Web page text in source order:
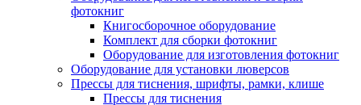
фотокниг
Книгосборочное оборудование
Комплект для сборки фотокниг
Оборудование для изготовления фотокниг
Оборудование для установки люверсов
Прессы для тиснения, шрифты, рамки, клише
Прессы для тиснения